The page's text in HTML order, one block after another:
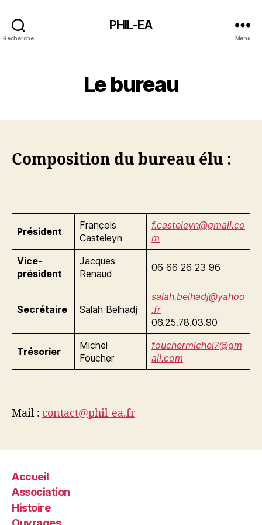
Recherche
PHIL-EA
Menu
Le bureau
Composition du bureau élu :
Président
François
Casteleyn
f.casteleyn@gmail.co
m
Vice-
président
Jacques
Renaud
06 66 26 23 96
Secrétaire Salah Belhadj
salah.belhadj@yahoo
.fr
06.25.78.03.90
Trésorier
Michel
Foucher
fouchermichel7@gm
ail.com
Mail : contact@phil-ea.fr
Accueil
Association
Histoire